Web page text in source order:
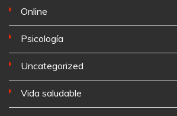
Online
Psicología
Uncategorized
Vida saludable